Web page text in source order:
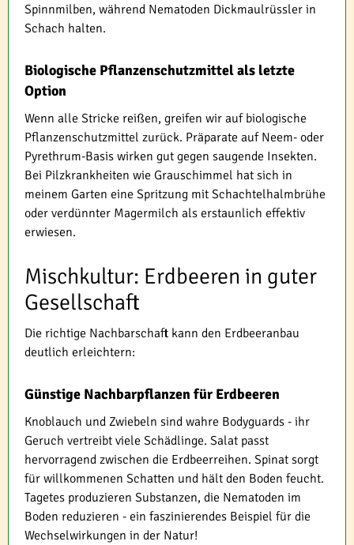
Spinnmilben, während Nematoden Dickmaulrüssler in
Schach halten.
Biologische Pflanzenschutzmittel als letzte
Option
Wenn alle Stricke reißen, greifen wir auf biologische
Pflanzenschutzmittel zurück. Präparate auf Neem- oder
Pyrethrum-Basis wirken gut gegen saugende Insekten.
Bei Pilzkrankheiten wie Grauschimmel hat sich in
meinem Garten eine Spritzung mit Schachtelhalmbrühe
oder verdünnter Magermilch als erstaunlich effektiv
erwiesen.
Mischkultur: Erdbeeren in guter
Gesellschaft
Die richtige Nachbarschaft kann den Erdbeeranbau
deutlich erleichtern:
Günstige Nachbarpflanzen für Erdbeeren
Knoblauch und Zwiebeln sind wahre Bodyguards - ihr
Geruch vertreibt viele Schädlinge. Salat passt
hervorragend zwischen die Erdbeerreihen. Spinat sorgt
für willkommenen Schatten und hält den Boden feucht.
Tagetes produzieren Substanzen, die Nematoden im
Boden reduzieren - ein faszinierendes Beispiel für die
Wechselwirkungen in der Natur!